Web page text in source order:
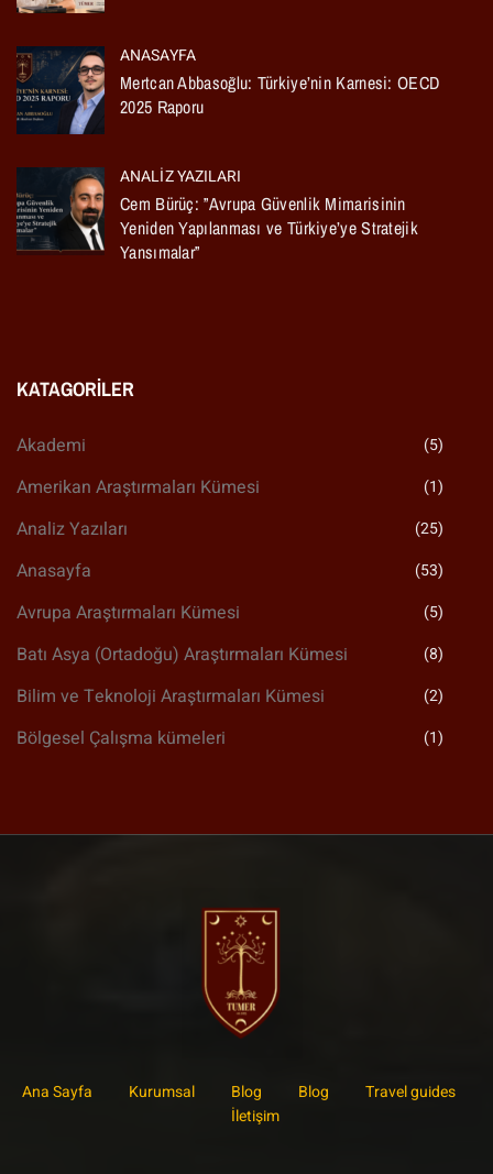
ANASAYFA
Mertcan Abbasoğlu: Türkiye’nin Karnesi: OECD
2025 Raporu
ANALIZ YAZILARI
Cem Bürüç: ”Avrupa Güvenlik Mimarisinin
Yeniden Yapılanması ve Türkiye’ye Stratejik
Yansımalar”
KATAGORILER
Akademi (5)
Amerikan Araştırmaları Kümesi (1)
Analiz Yazıları (25)
Anasayfa (53)
Avrupa Araştırmaları Kümesi (5)
Batı Asya (Ortadoğu) Araştırmaları Kümesi (8)
Bilim ve Teknoloji Araştırmaları Kümesi (2)
Bölgesel Çalışma kümeleri (1)
Ana Sayfa Kurumsal Blog Blog
Travel guides
İletişim